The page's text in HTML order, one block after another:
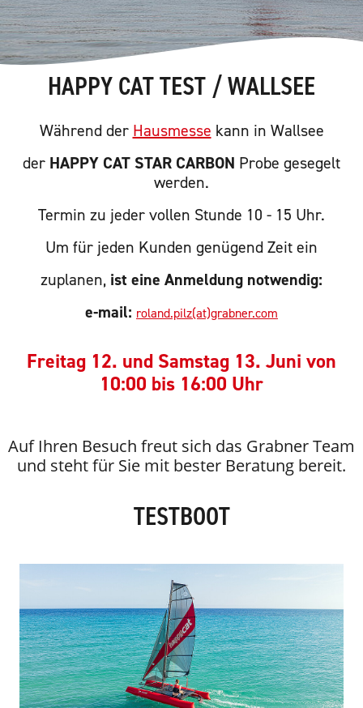
HAPPY CAT TEST / WALLSEE
Während der Hausmesse kann in Wallsee
der HAPPY CAT STAR CARBON Probe gesegelt
werden.
Termin zu jeder vollen Stunde 10 - 15 Uhr.
Um für jeden Kunden genügend Zeit ein
zuplanen, ist eine Anmeldung notwendig:
e-mail: roland.pilz(at)grabner.com
Freitag 12. und Samstag 13. Juni von
10:00 bis 16:00 Uhr
Auf Ihren Besuch freut sich das Grabner Team
und steht für Sie mit bester Beratung bereit.
TESTBOOT